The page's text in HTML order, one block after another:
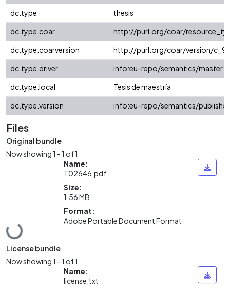
dc.type
thesis
dc.type.coar
http://purl.org/coar/
dc.type.coarversion
http://purl.org/coar/version/
dc.type.driver
info:eu-repo/semantics/
dc.type.local
Tesis de maestría
dc.type.version
info:eu-repo/semantics/
Files
Original bundle
Now showing1 - 1 of 1
Loading...
Name:
T02646.pdf
Size:
1.56 MB
Format:
Adobe Portable Document Format
License bundle
Now showing1 - 1 of 1
Name:
license.txt